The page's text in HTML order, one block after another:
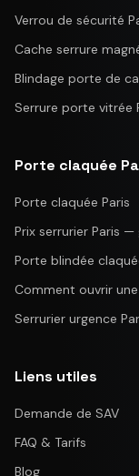
Verrou de sécurité
Cache serrure
Blindage porte de
Serrure porte vitrée
Porte claquée
Porte claquée Paris
Prix serrurier Paris
Porte blindée
Comment ouvrir
Serrurier urgence
Liens utiles
Demande de SAV
FAQ & Tarifs
Blog